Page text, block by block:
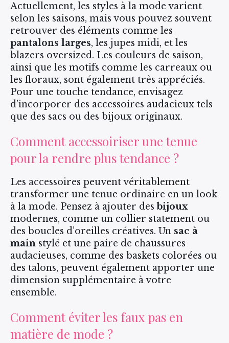
Actuellement, les styles à la mode varient
selon les saisons, mais vous pouvez souvent
retrouver des éléments comme les
pantalons larges, les jupes midi, et les
blazers oversized. Les couleurs de saison,
ainsi que les motifs comme les carreaux ou
les floraux, sont également très appréciés.
Pour une touche tendance, envisagez
d’incorporer des accessoires audacieux tels
que des sacs ou des bijoux originaux.
Comment accessoiriser une tenue
pour la rendre plus tendance ?
Les accessoires peuvent véritablement
transformer une tenue ordinaire en un look
à la mode. Pensez à ajouter des bijoux
modernes, comme un collier statement ou
des boucles d’oreilles créatives. Un sac à
main stylé et une paire de chaussures
audacieuses, comme des baskets colorées ou
des talons, peuvent également apporter une
dimension supplémentaire à votre
ensemble.
Comment éviter les faux pas en
matière de mode ?